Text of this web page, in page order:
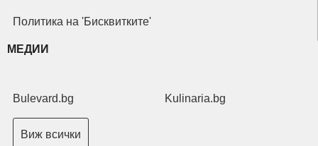
Политика на 'Бисквитките'
МЕДИИ
Bulevard.bg Kulinaria.bg
Виж всички